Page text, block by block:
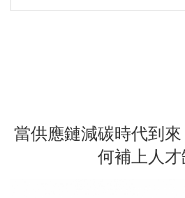
當供應鏈減碳時代到
何補上人才